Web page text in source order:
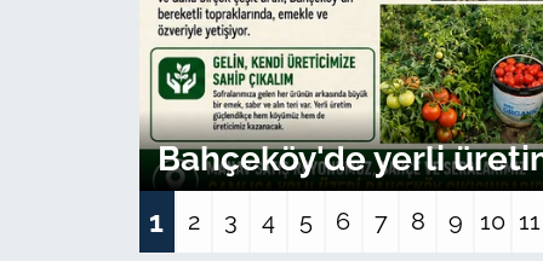
Bahçeköy'de yerli
1 2 3 4 5 6 7 8 9 10 11
TARIM VE HAYVANCILIK
KÜLTÜR SANAT
RESMİ İLAN